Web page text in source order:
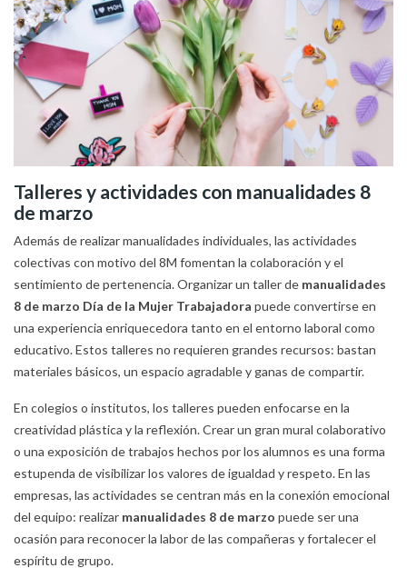
Talleres y actividades con manualidades 8
de marzo
Además de realizar manualidades individuales, las actividades
colectivas con motivo del 8M fomentan la colaboración y el
sentimiento de pertenencia. Organizar un taller de manualidades
8 de marzo Día de la Mujer Trabajadora puede convertirse en
una experiencia enriquecedora tanto en el entorno laboral como
educativo. Estos talleres no requieren grandes recursos: bastan
materiales básicos, un espacio agradable y ganas de compartir.
En colegios o institutos, los talleres pueden enfocarse en la
creatividad plástica y la reflexión. Crear un gran mural colaborativo
o una exposición de trabajos hechos por los alumnos es una forma
estupenda de visibilizar los valores de igualdad y respeto. En las
empresas, las actividades se centran más en la conexión emocional
del equipo: realizar manualidades 8 de marzo puede ser una
ocasión para reconocer la labor de las compañeras y fortalecer el
espíritu de grupo.